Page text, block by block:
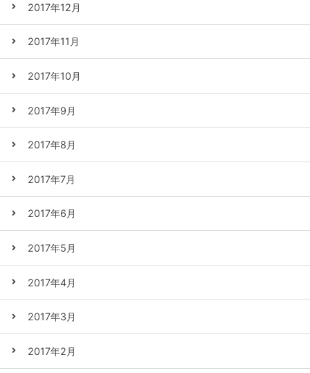
2017年12月
2017年11月
2017年10月
2017年9月
2017年8月
2017年7月
2017年6月
2017年5月
2017年4月
2017年3月
2017年2月